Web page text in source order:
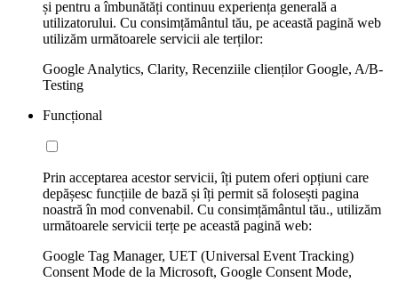
și pentru a îmbunătăți continuu experiența generală a
utilizatorului. Cu consimțământul tău, pe această pagină web
utilizăm următoarele servicii ale terților:
Google Analytics, Clarity, Recenziile clienților Google, A/B-
Testing
Funcțional
Prin acceptarea acestor servicii, îți putem oferi opțiuni care
depășesc funcțiile de bază și îți permit să folosești pagina
noastră în mod convenabil. Cu consimțământul tău., utilizăm
următoarele servicii terțe pe această pagină web:
Google Tag Manager, UET (Universal Event Tracking)
Consent Mode de la Microsoft, Google Consent Mode,